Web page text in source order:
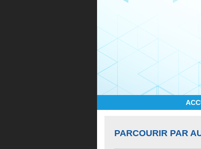
PARCOURIR PAR